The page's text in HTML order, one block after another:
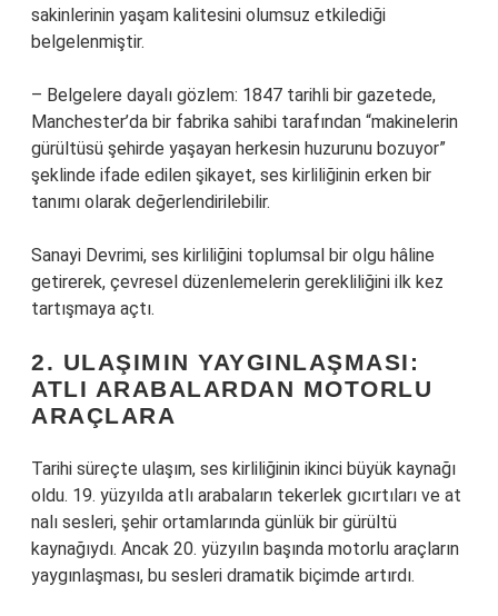
sakinlerinin yaşam kalitesini olumsuz etkilediği
belgelenmiştir.
– Belgelere dayalı gözlem: 1847 tarihli bir gazetede,
Manchester’da bir fabrika sahibi tarafından “makinelerin
gürültüsü şehirde yaşayan herkesin huzurunu bozuyor”
şeklinde ifade edilen şikayet, ses kirliliğinin erken bir
tanımı olarak değerlendirilebilir.
Sanayi Devrimi, ses kirliliğini toplumsal bir olgu hâline
getirerek, çevresel düzenlemelerin gerekliliğini ilk kez
tartışmaya açtı.
2. ULAŞIMIN YAYGINLAŞMASI:
ATLI ARABALARDAN MOTORLU
ARAÇLARA
Tarihi süreçte ulaşım, ses kirliliğinin ikinci büyük kaynağı
oldu. 19. yüzyılda atlı arabaların tekerlek gıcırtıları ve at
nalı sesleri, şehir ortamlarında günlük bir gürültü
kaynağıydı. Ancak 20. yüzyılın başında motorlu araçların
yaygınlaşması, bu sesleri dramatik biçimde artırdı.